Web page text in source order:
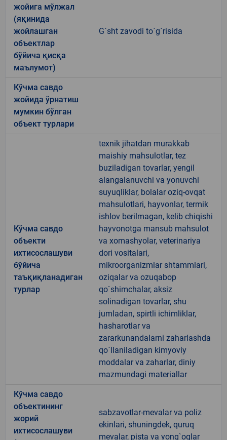
жойига мўлжал
(яқинида
жойлашган
объектлар
бўйича қисқа
маълумот)
G`sht zavodi to`g`risida
Кўчма савдо
жойида ўрнатиш
мумкин бўлган
объект турлари
Кўчма савдо
объекти
ихтисослашуви
бўйича
таъқиқланадиган
турлар
texnik jihatdan murakkab
maishiy mahsulotlar, tez
buziladigan tovarlar, yengil
alangalanuvchi va yonuvchi
suyuqliklar, bolalar oziq-ovqat
mahsulotlari, hayvonlar, termik
ishlov berilmagan, kelib chiqishi
hayvonotga mansub mahsulot
va xomashyolar, veterinariya
dori vositalari,
mikroorganizmlar shtammlari,
oziqalar va ozuqabop
qo`shimchalar, aksiz
solinadigan tovarlar, shu
jumladan, spirtli ichimliklar,
hasharotlar va
zararkunandalarni zaharlashda
qo`llaniladigan kimyoviy
moddalar va zaharlar, diniy
mazmundagi materiallar
Кўчма савдо
объектининг
жорий
ихтисослашуви
sabzavotlar-mevalar va poliz
ekinlari, shuningdek, quruq
mevalar, pista va yong`oqlar